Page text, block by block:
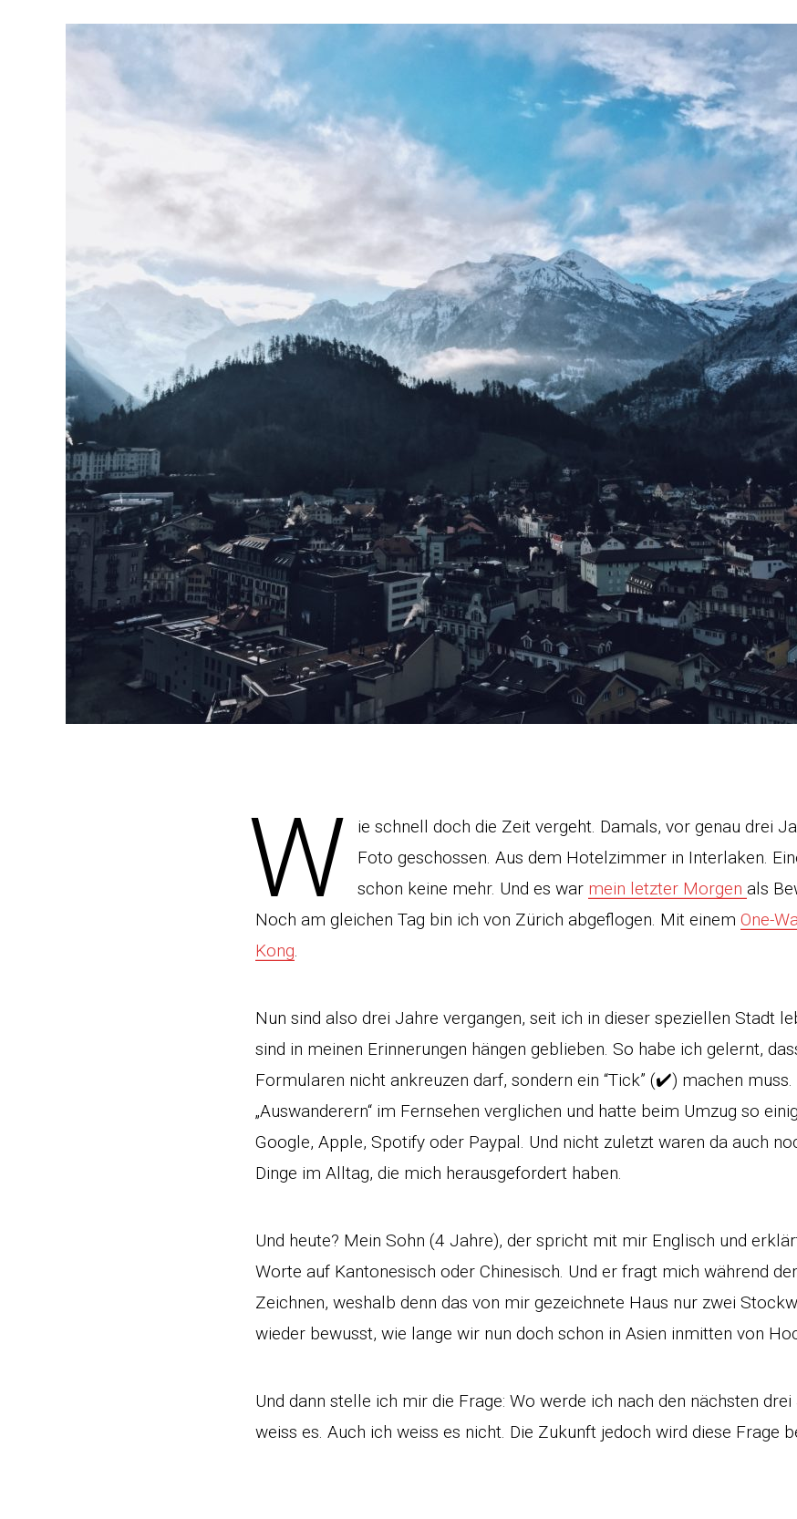
W
ie schnell doch die Zeit vergeht. Damals, vor genau drei
Foto geschossen. Aus dem Hotelzimmer in Interlaken.
schon keine mehr. Und es war mein letzter Morgen als
Noch am gleichen Tag bin ich von Zürich abgeflogen. Mit einem One-
Kong.
Nun sind also drei Jahre vergangen, seit ich in dieser speziellen Stadt
sind in meinen Erinnerungen hängen geblieben. So habe ich gelernt,
Formularen nicht ankreuzen darf, sondern ein “Tick” (✔️) machen
„Auswanderern“ im Fernsehen verglichen und hatte beim Umzug so
Google, Apple, Spotify oder Paypal. Und nicht zuletzt waren da auch
Dinge im Alltag, die mich herausgefordert haben.
Und heute? Mein Sohn (4 Jahre), der spricht mit mir Englisch und
Worte auf Kantonesisch oder Chinesisch. Und er fragt mich während
Zeichnen, weshalb denn das von mir gezeichnete Haus nur zwei
wieder bewusst, wie lange wir nun doch schon in Asien inmitten von
Und dann stelle ich mir die Frage: Wo werde ich nach den nächsten
weiss es. Auch ich weiss es nicht. Die Zukunft jedoch wird diese Frage